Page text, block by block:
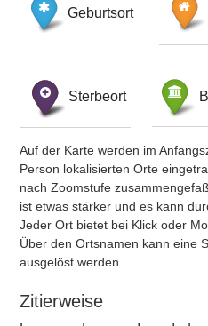
Geburtsort
Sterbeort
Auf der Karte werden im
Person lokalisierten Orte
nach Zoomstufe
ist etwas stärker und es kann
Jeder Ort bietet bei Klick oder
Über den Ortsnamen kann eine
ausgelöst werden.
Zitierweise